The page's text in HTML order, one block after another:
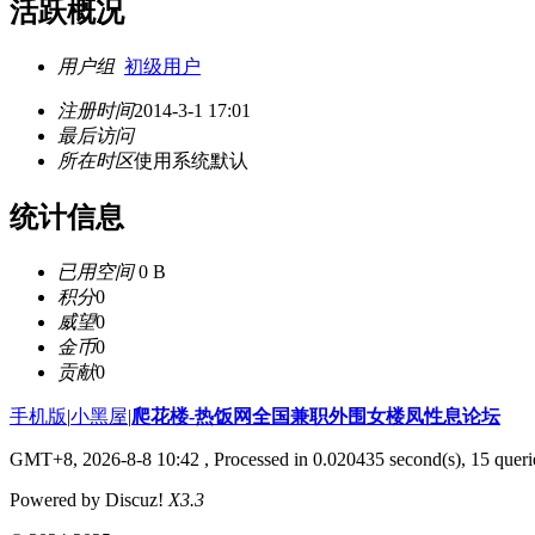
活跃概况
用户组 初级用户
注册时间2014-3-1 17:01
最后访问
所在时区使用系统默认
统计信息
已用空间0 B
积分0
威望0
金币0
贡献0
手机版|小黑屋|爬花楼-热饭网全国兼职外围女楼凤性息论坛
GMT+8, 2026-8-8 10:42 , Processed in 0.020435 second(s), 15
Powered by Discuz! X3.3